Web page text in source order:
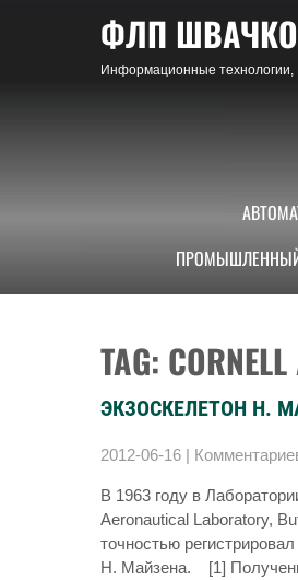
ФЛП
Информационные технологии,
TAG:
ЭКЗОСКЕЛЕТОН Н.
2012-06-16 |
В 1963 году в
Aeronautical Laboratory,
точностью
Н. Майзена. [1]